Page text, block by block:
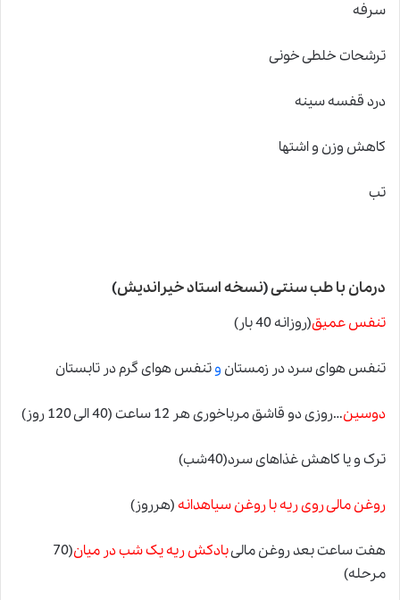
سرفه
ترشحات خلطی خونی
درد قفسه سینه
کاهش وزن و اشتها
تب
درمان با طب سنتی(نسخه استاد خیراندیش)
تنفس عمیق(روزانه 40 بار)
تنفس هوای سرد در زمستان وتنفس هوای گرم در تابستان
دوسین…روزی دو قاشق مرباخوری هر 12 ساعت (40 الی 120 روز)
ترک و یا کاهش غذاهای سرد(40شب)
روغن مالی روی ریه با روغن سیاهدانه(هرروز)
هفت ساعت بعد روغن مالیبادکش ریه یک شب در میان (70
مرحله)